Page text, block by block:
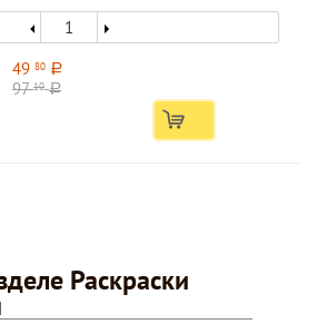
49 80 a
9710 a
Раскраски